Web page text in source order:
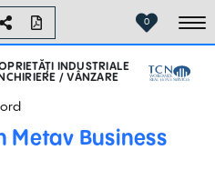
0
INDUSTRIALE
/ VÂNZARE
Metav Business